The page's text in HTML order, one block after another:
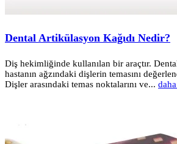
Dental Artikülasyon Kağıdı Nedir?
Diş hekimliğinde kullanılan bir araçtır.
hastanın ağzındaki dişlerin temasını
Dişler arasındaki temas noktalarını ve...